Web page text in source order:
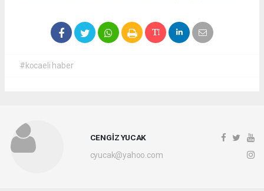
#kocaeli haber
CENGİZ YUCAK
cyucak@yahoo.com